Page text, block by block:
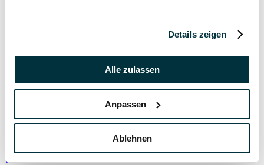
Details zeigen
Alle zulassen
Anpassen
Ablehnen
wichtig?
Hunde
5 August 2022
wirklich besser?